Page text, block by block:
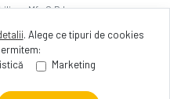
Mfv S.R.L.
. Alege ce tipuri de cookies
Marketing